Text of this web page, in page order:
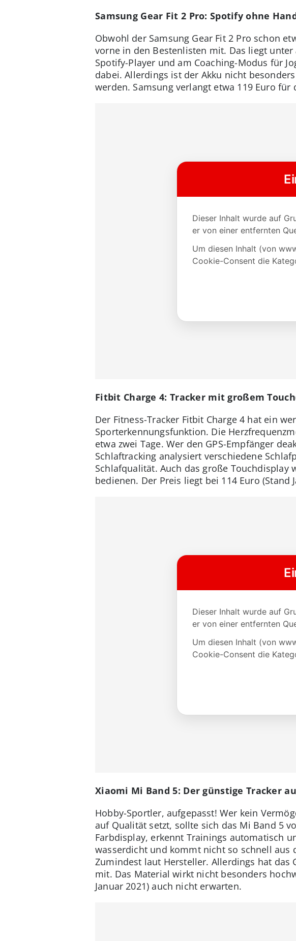
Samsung Gear Fit 2 Pro: Spotify ohne
Obwohl der Samsung Gear Fit 2 Pro schon
vorne in den Bestenlisten mit. Das liegt
Spotify-Player und am Coaching-Modus für
dabei. Allerdings ist der Akku nicht
werden. Samsung verlangt etwa 119 Euro für
Fitbit Charge 4: Tracker mit großem
Der Fitness-Tracker Fitbit Charge 4 hat ein
Sporterkennungsfunktion. Die
etwa zwei Tage. Wer den GPS-Empfänger
Schlaftracking analysiert verschiedene
Schlafqualität. Auch das große Touchdisplay
bedienen. Der Preis liegt bei 114 Euro (Stand
Xiaomi Mi Band 5: Der günstige Tracker
Hobby-Sportler, aufgepasst! Wer kein
auf Qualität setzt, sollte sich das Mi Band 5
Farbdisplay, erkennt Trainings automatisch
wasserdicht und kommt nicht so schnell aus
Zumindest laut Hersteller. Allerdings hat das
mit. Das Material wirkt nicht besonders
Januar 2021) auch nicht erwarten.